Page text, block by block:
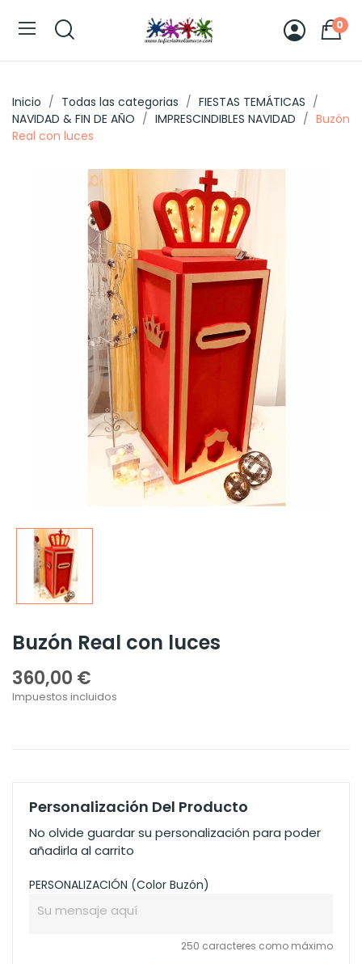
0
Inicio Todas las categorias
FIESTAS TEMÁTICAS
NAVIDAD & FIN DE AÑO
IMPRESCINDIBLES NAVIDAD
Buzón
Real con luces
Buzón Real con luces
360,00 €
Impuestos incluidos
Personalización Del Producto
No olvide guardar su personalización para poder
añadirla al carrito
PERSONALIZACIÓN (Color Buzón)
250 caracteres como máximo